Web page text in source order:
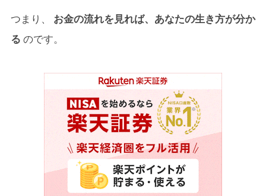
６）選択肢チェック（最適な選択をするために）
8. まとめ
つまり、 お金の流れを見れば、あなたの生き方が分か
る のです。